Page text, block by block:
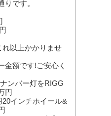
りです。
れ以上かかりませ
金額です!ご安心く
ンバー灯をRIGG
円
インチホイール&